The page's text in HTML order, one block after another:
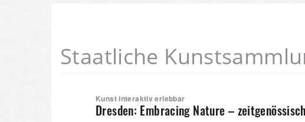
Staatliche
Kunst interaktiv erlebbar
Dresden: Embracing Nature –